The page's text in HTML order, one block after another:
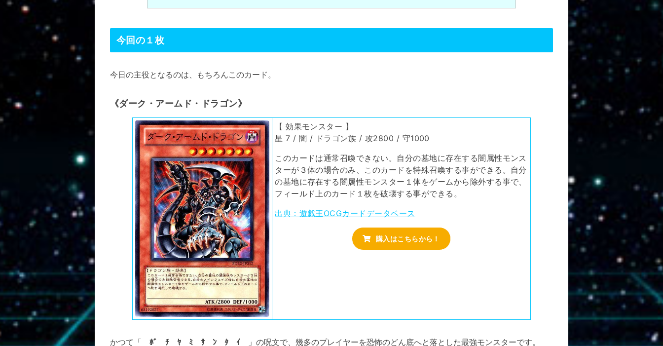
今回の１枚
今日の主役となるのは、もちろんこのカード。
《ダーク・アームド・ドラゴン》
【 効果モンスター 】
星 7 / 闇 / ドラゴン族 / 攻2800 / 守1000
このカードは通常召喚できない。自分の墓地に存在する闇属性モンス
ターが３体の場合のみ、このカードを特殊召喚する事ができる。自分
の墓地に存在する闇属性モンスター１体をゲームから除外する事で、
フィールド上のカード１枚を破壊する事ができる。
出典：遊戯王OCGカードデータベース
購入はこちらから！
かつて「 ﾎﾞ ﾁ ﾔ ﾐ ｻ ﾝ ﾀ ｲ 」の呪文で、幾多のプレイヤーを恐怖のどん底へと落とした最強モンスターです。